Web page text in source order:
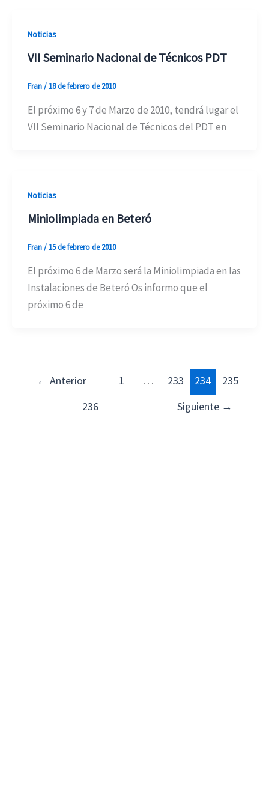
Noticias
VII Seminario Nacional de Técnicos PDT
Fran/ 18 de febrero de 2010
El próximo 6 y 7 de Marzo de 2010, tendrá lugar el
VII Seminario Nacional de Técnicos del PDT en
Noticias
Miniolimpiada en Beteró
Fran/ 15 de febrero de 2010
El próximo 6 de Marzo será la Miniolimpiada en las
Instalaciones de Beteró Os informo que el
próximo 6 de
← Anterior 1 … 233 234
235
236
Siguiente →